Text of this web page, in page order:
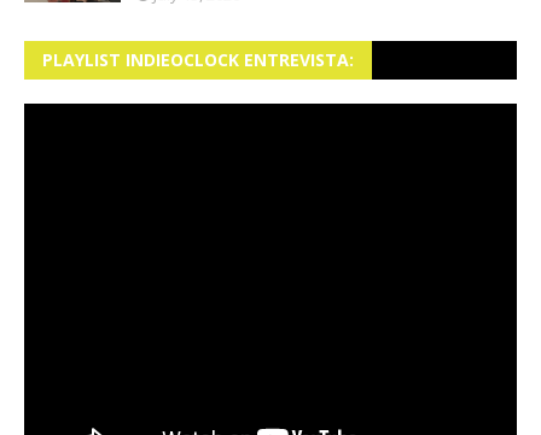
PLAYLIST INDIEOCLOCK ENTREVISTA: